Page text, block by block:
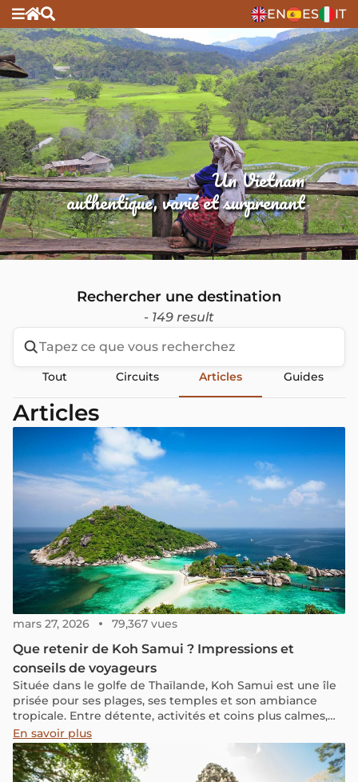
EN ES IT
Un Vietnam
authentique, varié et surprenant
Rechercher une destination
- 149 result
Tout Circuits Articles Guides
Articles
mars 27, 2026 79,367 vues
Que retenir de Koh Samui ? Impressions et
conseils de voyageurs
Située dans le golfe de Thaïlande, Koh Samui est une île
prisée pour ses plages, ses temples et son ambiance
tropicale. Entre détente, activités et coins plus calmes,
elle s’adapte à différents styles de voyage. Dans ce guide
de Koh Samui, retrouvez les lieux incontournables, les
activités et des conseils pratiques pour organiser votre
séjour.
En savoir plus